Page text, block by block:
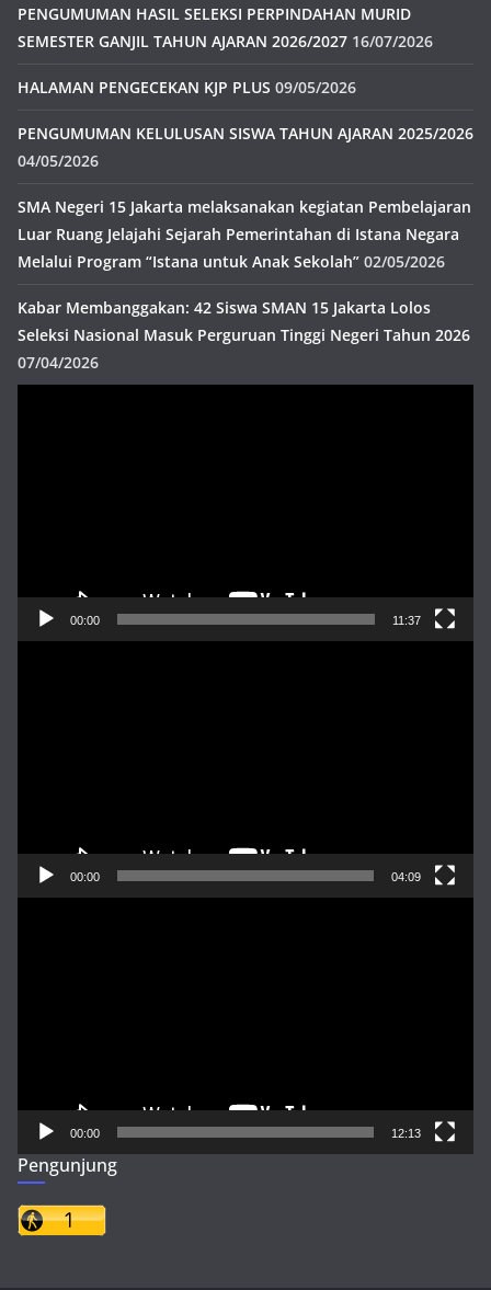
PENGUMUMAN HASIL SELEKSI PERPINDAHAN MURID
SEMESTER GANJIL TAHUN AJARAN 2026/2027 16/07/2026
HALAMAN PENGECEKAN KJP PLUS 09/05/2026
PENGUMUMAN KELULUSAN SISWA TAHUN AJARAN 2025/2026
04/05/2026
SMA Negeri 15 Jakarta melaksanakan kegiatan Pembelajaran
Luar Ruang Jelajahi Sejarah Pemerintahan di Istana Negara
Melalui Program “Istana untuk Anak Sekolah” 02/05/2026
Kabar Membanggakan: 42 Siswa SMAN 15 Jakarta Lolos
Seleksi Nasional Masuk Perguruan Tinggi Negeri Tahun 2026
07/04/2026
00:00 11:37
00:00 04:09
00:00 12:13
Pengunjung